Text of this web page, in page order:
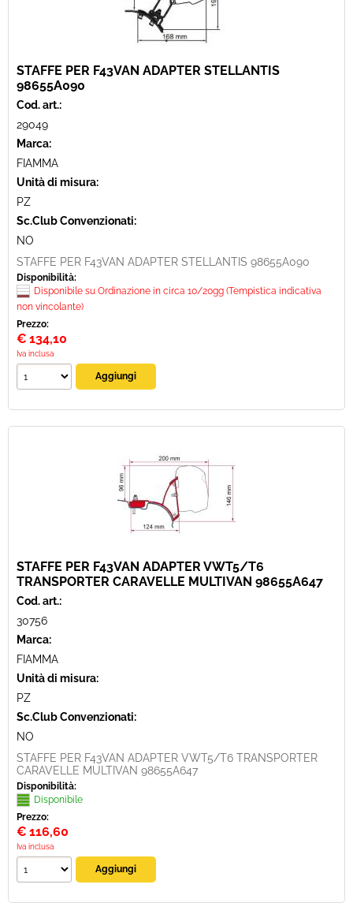
STAFFE PER F43VAN ADAPTER STELLANTIS
98655A090
Cod. art.:
29049
Marca:
FIAMMA
Unità di misura:
PZ
Sc.Club Convenzionati:
NO
STAFFE PER F43VAN ADAPTER STELLANTIS 98655A090
Disponibilità:
Disponibile su Ordinazione in circa 10/20gg (Tempistica indicativa
non vincolante)
Prezzo:
€ 134,10
Iva inclusa
STAFFE PER F43VAN ADAPTER VWT5/T6
TRANSPORTER CARAVELLE MULTIVAN 98655A647
Cod. art.:
30756
Marca:
FIAMMA
Unità di misura:
PZ
Sc.Club Convenzionati:
NO
STAFFE PER F43VAN ADAPTER VWT5/T6 TRANSPORTER
CARAVELLE MULTIVAN 98655A647
Disponibilità:
Disponibile
Prezzo:
€ 116,60
Iva inclusa